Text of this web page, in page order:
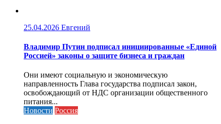
25.04.2026 Евгений
Владимир Путин подписал инициированные «Единой
Россией» законы о защите бизнеса и граждан
Они имеют социальную и экономическую
направленность Глава государства подписал закон,
освобождающий от НДС организации общественного
питания...
Новости Россия